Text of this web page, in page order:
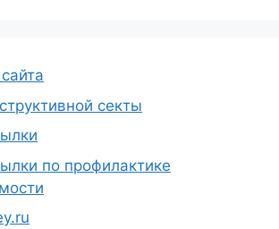
секты
по профилактике